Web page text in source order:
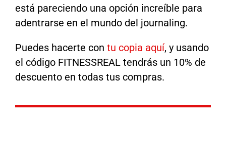
está pareciendo una opción increíble para
adentrarse en el mundo del journaling.
Puedes hacerte con tu copia aquí, y usando
el código FITNESSREAL tendrás un 10% de
descuento en todas tus compras.